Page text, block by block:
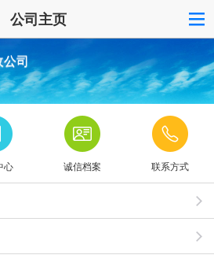
公司主页
公司
心 诚信档案 联系方式